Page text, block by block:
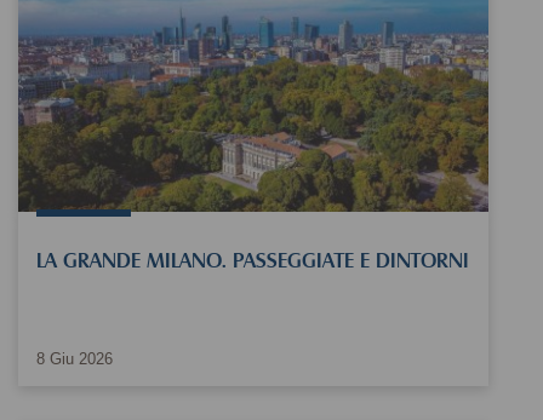
LA GRANDE MILANO. PASSEGGIATE E DINTORNI
8 Giu 2026